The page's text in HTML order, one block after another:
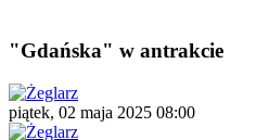
"Gdańska" w antrakcie
piątek, 02 maja 2025 08:00